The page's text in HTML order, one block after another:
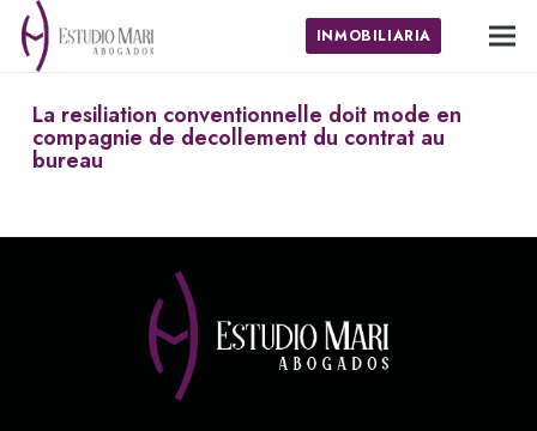
INMOBILIARIA
La resiliation conventionnelle doit mode en
compagnie de decollement du contrat au
bureau